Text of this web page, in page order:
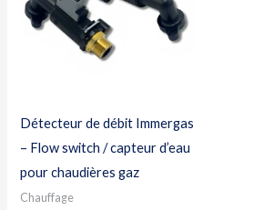
Détecteur de débit Immergas
– Flow switch / capteur d’eau
pour chaudières gaz
Chauffage